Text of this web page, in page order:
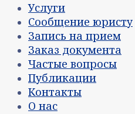
Услуги
Сообщение юристу
Запись на прием
Заказ документа
Частые вопросы
Публикации
Контакты
О нас